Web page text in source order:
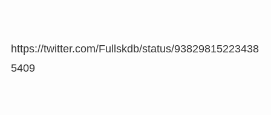
https://twitter.com/Fullskdb/status/93829815223438
5409